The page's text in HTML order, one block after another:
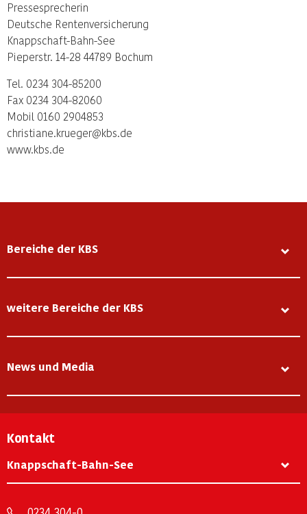
Pressesprecherin
Deutsche Rentenversicherung
Knappschaft-Bahn-See
Pieperstr. 14-28 44789 Bochum
Tel. 0234 304-85200
Fax 0234 304-82060
Mobil 0160 2904853
christiane.krueger@kbs.de
www.kbs.de
Bereiche der KBS
weitere Bereiche der KBS
News und Media
Kontakt
Knappschaft-Bahn-See